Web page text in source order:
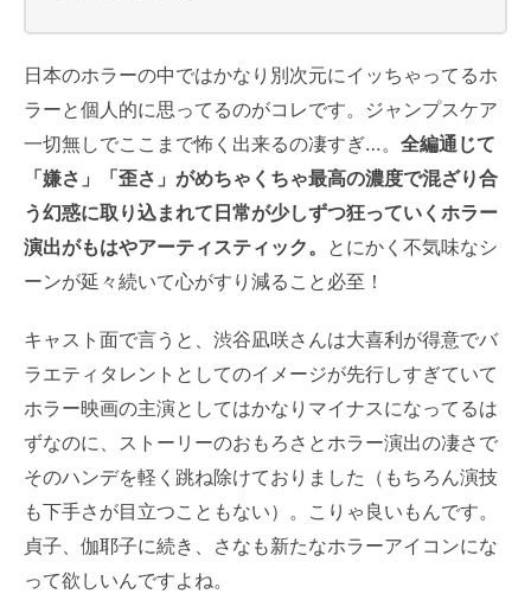
日本のホラーの中ではかなり別次元にイッちゃってるホ
ラーと個人的に思ってるのがコレです。ジャンプスケア
一切無しでここまで怖く出来るの凄すぎ…。 全編通じて
「嫌さ」「歪さ」がめちゃくちゃ最高の濃度で混ざり合
う幻惑に取り込まれて日常が少しずつ狂っていくホラー
演出がもはやアーティスティック。 とにかく不気味なシ
ーンが延々続いて心がすり減ること必至！
キャスト面で言うと、渋谷凪咲さんは大喜利が得意でバ
ラエティタレントとしてのイメージが先行しすぎていて
ホラー映画の主演としてはかなりマイナスになってるは
ずなのに、ストーリーのおもろさとホラー演出の凄さで
そのハンデを軽く跳ね除けておりました（もちろん演技
も下手さが目立つこともない）。こりゃ良いもんです。
貞子、伽耶子に続き、さなも新たなホラーアイコンにな
って欲しいんですよね。